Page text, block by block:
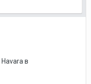
Havara в